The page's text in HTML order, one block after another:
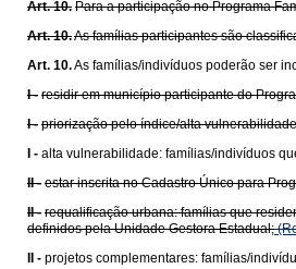
Art. 10. Para a participação no Programa
Art. 10.As famílias participantes são
Art. 10.As famílias/indivíduos poderão ser
I - residir em município participante do
I - priorização pelo índice/alta
I - alta vulnerabilidade: famílias/indivíduos
II - estar inscrita no Cadastro Único para
II - requalificação urbana: famílias que
definidos pela Unidade Gestora Estadual;
II - projetos complementares: famílias/